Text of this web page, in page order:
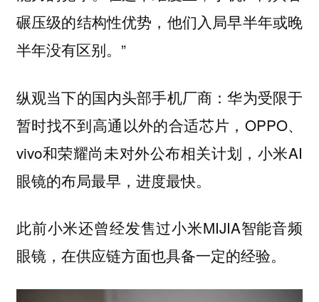
碾压级的结构性优势，他们入局早半年或晚
半年没有区别。”
纵观当下的国内头部手机厂商：华为受限于
暂时找不到高通以外的合适芯片，OPPO、
vivo和荣耀尚未对外公布相关计划，小米AI
眼镜的布局最早，进度最快。
此前小米还曾经发售过小米MIJIA智能音频
眼镜，在供应链方面也具备一定的经验。